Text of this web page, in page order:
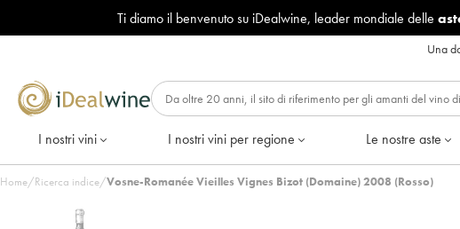
Ti diamo il benvenuto su iDealwine, leader mondiale delle
Una
I nostri vini I nostri vini per regione Le nostre aste
Home/Ricerca indice/Vosne-Romanée Vieilles Vignes Bizot (Domaine) 2008 (Rosso)